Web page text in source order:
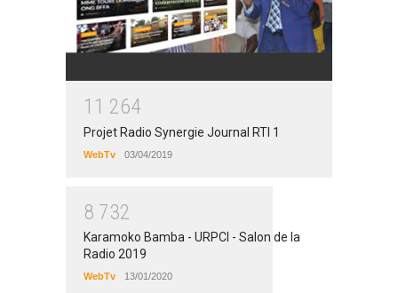
1 1 264
Projet Radio Synergie Journal RTI 1
WebTv 03/04/2019
8 732
Karamoko Bamba - URPCI - Salon de la
Radio 2019
WebTv 13/01/2020